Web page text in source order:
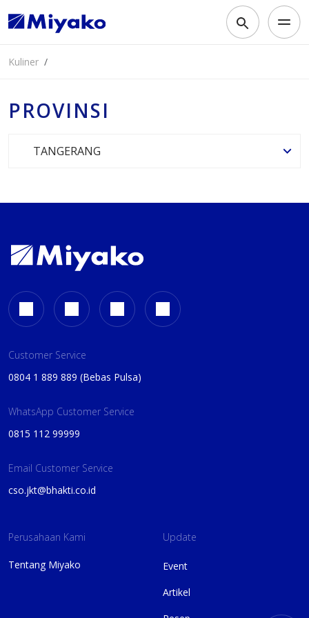
Kuliner
PROVINSI
TANGERANG
Customer Service
0804 1 889 889 (Bebas Pulsa)
WhatsApp Customer Service
0815 112 99999
Email Customer Service
cso.jkt@bhakti.co.id
Perusahaan Kami
Tentang Miyako
Update
Event
Artikel